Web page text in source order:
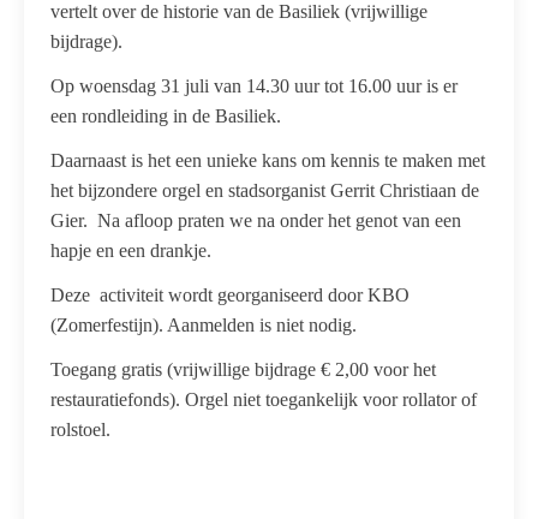
vertelt over de historie van de Basiliek (vrijwillige
bijdrage).
Op woensdag 31 juli van 14.30 uur tot 16.00 uur is er
een rondleiding in de Basiliek.
Daarnaast is het een unieke kans om kennis te maken met
het bijzondere orgel en stadsorganist Gerrit Christiaan de
Gier. Na afloop praten we na onder het genot van een
hapje en een drankje.
Deze activiteit wordt georganiseerd door KBO
(Zomerfestijn). Aanmelden is niet nodig.
Toegang gratis (vrijwillige bijdrage € 2,00 voor het
restauratiefonds). Orgel niet toegankelijk voor rollator of
rolstoel.